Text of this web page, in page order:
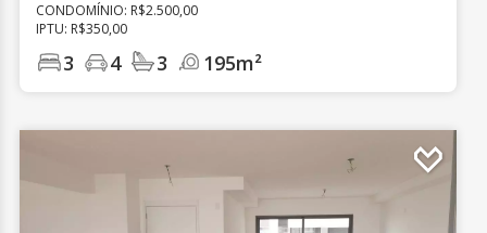
CONDOMÍNIO: R$2.500,00
IPTU: R$350,00
3 4 3 195m²